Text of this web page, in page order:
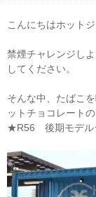
こんにちはホット
禁煙チャレンジし
してください。
そんな中、たばこ
ットチョコレート
★R56 後期モデ